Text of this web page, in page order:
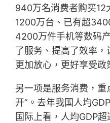
940万名消费者购买12
1200万台、已有超
4200万件手机等数码
了服务、提高了效率，
更加放心，更好享受政
另一项是服务消费，重
开”。去年我国人均
国际上看，人均GDP